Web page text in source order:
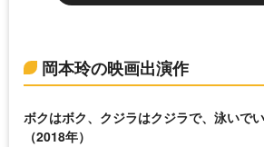
岡本玲の映画出演作
ボクはボク、クジラはクジラで、泳いでい
（2018年）